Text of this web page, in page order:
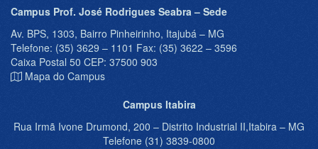
Campus Prof. José Rodrigues Seabra – Sede
Av. BPS, 1303, Bairro Pinheirinho, Itajubá – MG
Telefone: (35) 3629 – 1101 Fax: (35) 3622 – 3596
Caixa Postal 50 CEP: 37500 903
Mapa do Campus
Campus Itabira
Rua Irmã Ivone Drumond, 200 – Distrito Industrial II,Itabira – MG
Telefone (31) 3839-0800